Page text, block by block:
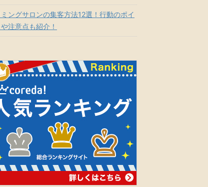
ミングサロンの集客方法12選！行動のポイ
注意点も紹介！